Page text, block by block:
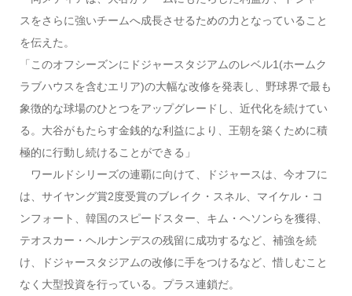
スをさらに強いチームへ成長させるための力となっていること
を伝えた。
「このオフシーズンにドジャースタジアムのレベル1(ホームク
ラブハウスを含むエリア)の大幅な改修を発表し、野球界で最も
象徴的な球場のひとつをアップグレードし、近代化を続けてい
る。大谷がもたらす金銭的な利益により、王朝を築くために積
極的に行動し続けることができる」
ワールドシリーズの連覇に向けて、ドジャースは、今オフに
は、サイヤング賞2度受賞のブレイク・スネル、マイケル・コ
ンフォート、韓国のスピードスター、キム・ヘソンらを獲得、
テオスカー・ヘルナンデスの残留に成功するなど、補強を続
け、ドジャースタジアムの改修に手をつけるなど、惜しむこと
なく大型投資を行っている。プラス連鎖だ。